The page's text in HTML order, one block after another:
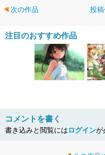
次の作品 投
注目のおすすめ作品
コメントを書く
書き込みと閲覧にはログインが